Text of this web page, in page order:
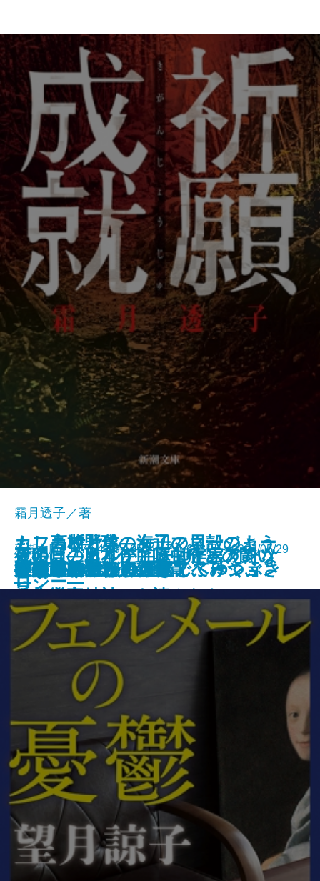
夜が明ける
もし高校野球の女子マネージャー
がドラッカーの『イノベーション
と企業家精神』を読んだら
ひとりでカラカサさしてゆく
ガイズ＆ドールズ
ぼくの哲学
カフカ断片集―海辺の貝殻のよう
にうつろで、ひと足でふみつぶさ
れそうだ―
天狗屋敷の殺人
夜明けのカルテ―医師作家アンソ
ロジー―
最後に「ありがとう」と言えたな
ら
祈願成就
霜月透子／著
新潮文庫 978-4-10-105341-7 693円 2024/05/29
フェルメールの憂鬱
神の悪手
こころの散歩
ここに物語が
身代りの女
ブラームスはお好き
決定版カフカ短編集
イデアの再臨
公孫龍 巻二 赤龍篇
死の貝―日本住血吸虫症との闘い
―